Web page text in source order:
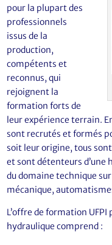
pour la plupart des
professionnels
issus de la
production,
compétents et
reconnus, qui
rejoignent la
formation forts de
leur expérience terrain.
sont recrutés et formés
soit leur origine, tous
et sont détenteurs
du domaine technique
mécanique,
L’offre de formation
hydraulique comprend :